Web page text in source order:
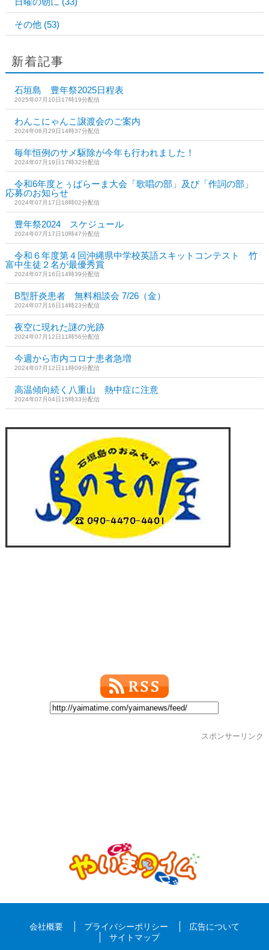
その他 (53)
新着記事
石垣島 豊年祭2025日程表
2025年07月10日17時19分配信
わんこにゃんこ譲渡会のご案内
2024年08月29日14時37分配信
毎年恒例のサメ駆除が今年も行われました！
2024年07月19日17時32分配信
令和6年度とぅばらーま大会「歌唱の部」及び「作詞の部」
応募のお知らせ
2024年07月17日18時02分配信
豊年祭2024 スケジュール
2024年07月17日10時47分配信
令和６年度第４回沖縄県中学校英語スキットコンテスト 竹
富中生徒２名が最優秀賞
2024年07月16日14時39分配信
B型肝炎患者 無料相談会 7/26（金）
2024年07月16日14時23分配信
夜空に現れた謎の光跡
2024年07月12日11時56分配信
今週から市内コロナ患者急増
2024年07月12日11時09分配信
高温傾向続く八重山 熱中症に注意
2024年07月04日15時33分配信
スポンサーリンク
会社概要 プライバシーポリシー
広告について
サイトマップ